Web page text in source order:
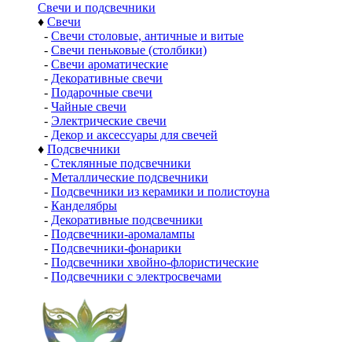
Свечи и подсвечники
♦ Свечи
- Свечи столовые, античные и витые
- Свечи пеньковые (столбики)
- Свечи ароматические
- Декоративные свечи
- Подарочные свечи
- Чайные свечи
- Электрические свечи
- Декор и аксессуары для свечей
♦ Подсвечники
- Стеклянные подсвечники
- Металлические подсвечники
- Подсвечники из керамики и полистоуна
- Канделябры
- Декоративные подсвечники
- Подсвечники-аромалампы
- Подсвечники-фонарики
- Подсвечники хвойно-флористические
- Подсвечники с электросвечами